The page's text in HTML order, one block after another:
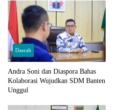
Daerah
Andra Soni dan Diaspora Bahas
Kolaborasi Wujudkan SDM Banten
Unggul